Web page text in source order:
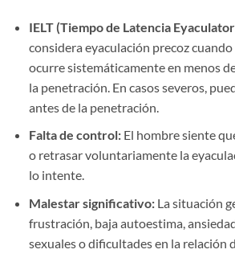
IELT (Tiempo de Latencia
considera eyaculación precoz
ocurre sistemáticamente en menos
la penetración. En casos severos,
antes de la penetración.
Falta de control:El hombre siente
o retrasar voluntariamente la
lo intente.
Malestar significativo:La situación
frustración, baja autoestima,
sexuales o dificultades en la relación